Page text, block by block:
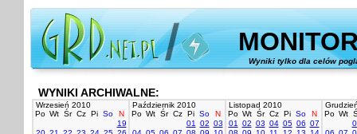
Wyniki tylko dla celów
WYNIKI ARCHIWALNE:
Wrzesień 2010
Po Wt Śr Cz Pi So
N
19
Październik 2010
Po Wt Śr Cz Pi So
N
01
02 03
Listopad 2010
Po Wt Śr Cz Pi So
N
01
02 03 04 05 06 07
Po Wt